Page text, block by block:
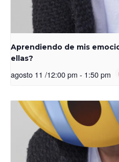
Aprendiendo de mis
ellas?
agosto 11 /12:00 pm - 1:50 pm